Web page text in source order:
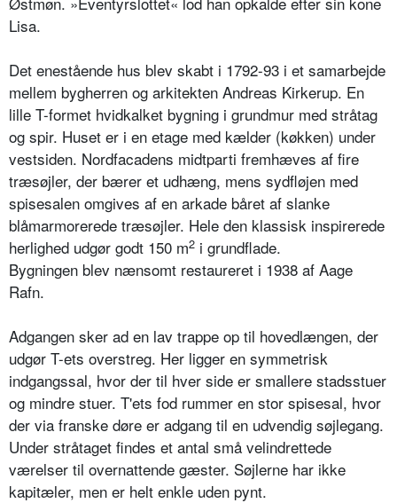
Lisa.
Det enestående hus blev skabt i 1792-93 i et samarbejde
mellem bygherren og arkitekten Andreas Kirkerup. En
lille T-formet hvidkalket bygning i grundmur med stråtag
og spir. Huset er i en etage med kælder (køkken) under
vestsiden. Nordfacadens midtparti fremhæves af fire
træsøjler, der bærer et udhæng, mens sydfløjen med
spisesalen omgives af en arkade båret af slanke
blåmarmorerede træsøjler. Hele den klassisk inspirerede
herlighed udgør godt 150 m2 i grundflade.
Bygningen blev nænsomt restaureret i 1938 af Aage
Rafn.
Adgangen sker ad en lav trappe op til hovedlængen, der
udgør T-ets overstreg. Her ligger en symmetrisk
indgangssal, hvor der til hver side er smallere stadsstuer
og mindre stuer. T'ets fod rummer en stor spisesal, hvor
der via franske døre er adgang til en udvendig søjlegang.
Under stråtaget findes et antal små velindrettede
værelser til overnattende gæster. Søjlerne har ikke
kapitæler, men er helt enkle uden pynt.